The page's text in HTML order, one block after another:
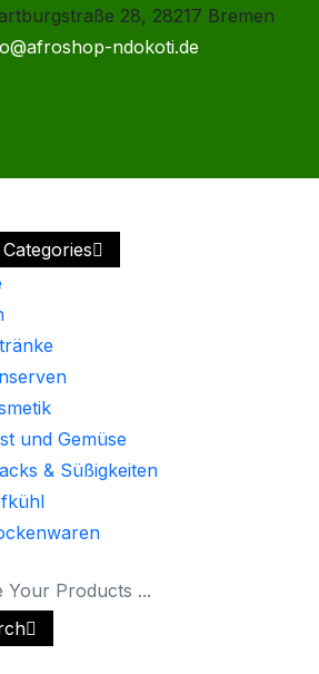
28, 28217 Bremen
ndokoti.de
und Gemüse
& Süßigkeiten